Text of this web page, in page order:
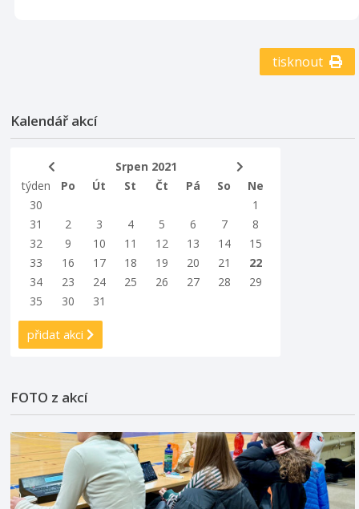
tisknout
Kalendář akcí
Srpen 2021
týden
Po Út St Čt Pá So
Ne
30
1
31
2 3 4 5 6 7
8
32
9 10 11 12 13 14
15
33
16 17 18 19 20 21
22
34
23 24 25 26 27 28
29
35
30 31
přidat akci
FOTO z akcí